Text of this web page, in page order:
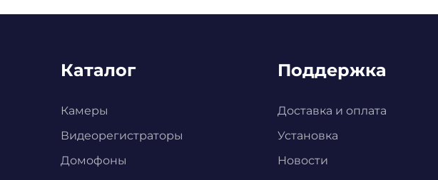
Каталог
Камеры
Видеорегистраторы
Домофоны
Поддержка
Доставка и оплата
Установка
Новости